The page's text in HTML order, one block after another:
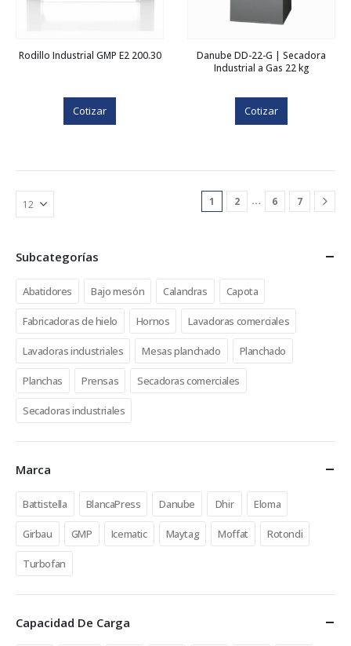
Rodillo Industrial GMP E2 200.30
Cotizar
Danube DD-22-G | Secadora
Industrial a Gas 22 kg
Cotizar
1 2 … 6 7
Subcategorías
Abatidores Bajo mesón Calandras Capota
Fabricadoras de hielo Hornos Lavadoras comerciales
Lavadoras industriales Mesas planchado Planchado
Planchas Prensas Secadoras comerciales
Secadoras industriales
Marca
Battistella BlancaPress Danube Dhir Eloma
Girbau GMP Icematic Maytag Moffat Rotondi
Turbofan
Capacidad De Carga